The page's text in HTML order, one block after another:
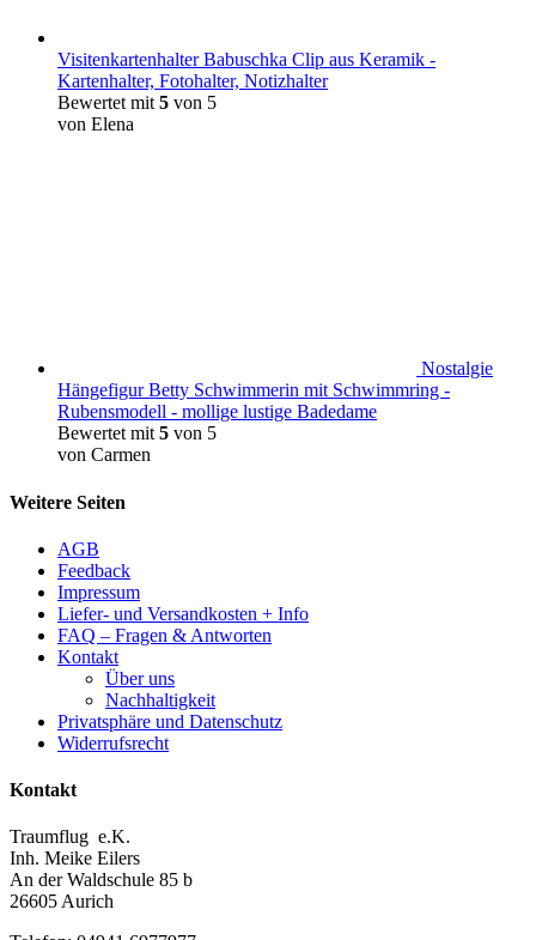
Visitenkartenhalter Babuschka Clip aus Keramik -
Kartenhalter, Fotohalter, Notizhalter
Bewertet mit 5 von 5
von Elena
Nostalgie
Hängefigur Betty Schwimmerin mit Schwimmring -
Rubensmodell - mollige lustige Badedame
Bewertet mit 5 von 5
von Carmen
Weitere Seiten
AGB
Feedback
Impressum
Liefer- und Versandkosten + Info
FAQ – Fragen & Antworten
Kontakt
Über uns
Nachhaltigkeit
Privatsphäre und Datenschutz
Widerrufsrecht
Kontakt
Traumflug e.K.
Inh. Meike Eilers
An der Waldschule 85 b
26605 Aurich